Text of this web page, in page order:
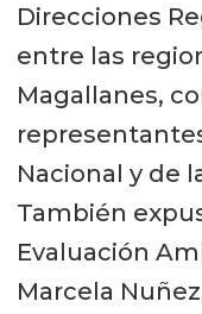
Direcciones
entre las
Magallanes,
Nacional y de
También
Evaluación
Marcela